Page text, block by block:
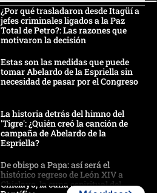
¿Por qué trasladaron desde Itagüí a
jefes criminales ligados a la Paz
Total de Petro?: Las razones que
motivaron la decisión
Estas son las medidas que puede
tomar Abelardo de la Espriella sin
necesidad de pasar por el Congreso
La historia detrás del himno del
'Tigre': ¿Quién creó la canción de
campaña de Abelardo de la
Espriella?
De obispo a Papa: así será el
histórico regreso de León XIV a
Chiclayo, la cuna espiritual del